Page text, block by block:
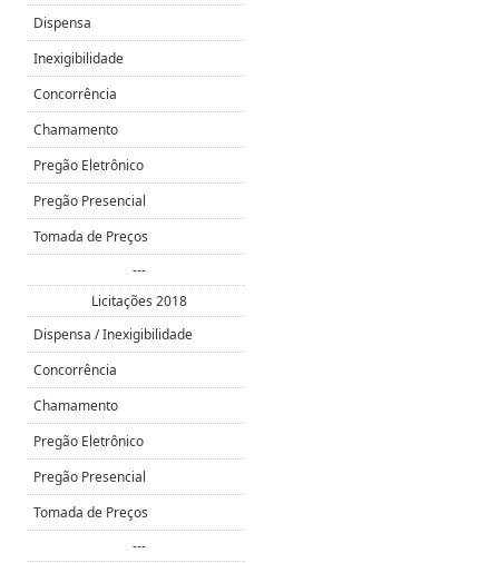
Dispensa
Inexigibilidade
Concorrência
Chamamento
Pregão Eletrônico
Pregão Presencial
Tomada de Preços
---
Licitações 2018
Dispensa / Inexigibilidade
Concorrência
Chamamento
Pregão Eletrônico
Pregão Presencial
Tomada de Preços
---